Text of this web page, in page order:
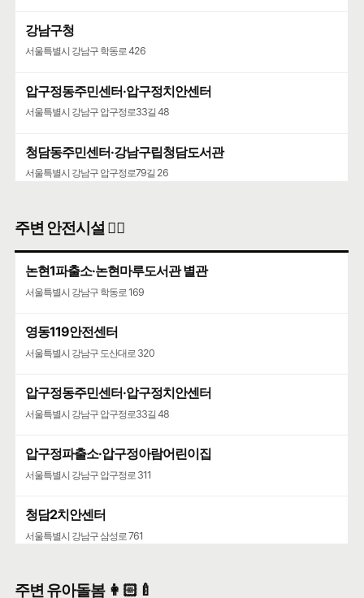
강남구청
서울특별시 강남구 학동로 426
압구정동주민센터·압구정치안센터
서울특별시 강남구 압구정로33길 48
청담동주민센터·강남구립청담도서관
서울특별시 강남구 압구정로79길 26
주변 안전시설 👮‍♀️
논현1파출소·논현마루도서관 별관
서울특별시 강남구 학동로 169
영동119안전센터
서울특별시 강남구 도산대로 320
압구정동주민센터·압구정치안센터
서울특별시 강남구 압구정로33길 48
압구정파출소·압구정아람어린이집
서울특별시 강남구 압구정로 311
청담2치안센터
서울특별시 강남구 삼성로 761
주변 유아돌봄 👩🏻‍🍼